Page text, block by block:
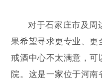
对于石家庄市及周
果希望寻求更专业、更
戒酒中心不太满意，可
院。这是一家位于河